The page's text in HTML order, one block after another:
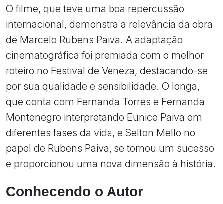
O filme, que teve uma boa repercussão
internacional, demonstra a relevância da obra
de Marcelo Rubens Paiva. A adaptação
cinematográfica foi premiada com o melhor
roteiro no Festival de Veneza, destacando-se
por sua qualidade e sensibilidade. O longa,
que conta com Fernanda Torres e Fernanda
Montenegro interpretando Eunice Paiva em
diferentes fases da vida, e Selton Mello no
papel de Rubens Paiva, se tornou um sucesso
e proporcionou uma nova dimensão à história.
Conhecendo o Autor